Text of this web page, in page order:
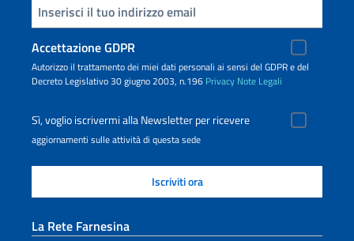
Inserisci la tua email
Accettazione GDPR
Autorizzo il trattamento dei miei dati personali ai sensi del GDPR e del
Decreto Legislativo 30 giugno 2003, n.196 Privacy Note Legali
Sì, voglio iscrivermi alla Newsletter per ricevere
aggiornamenti sulle attività di questa sede
La Rete Farnesina